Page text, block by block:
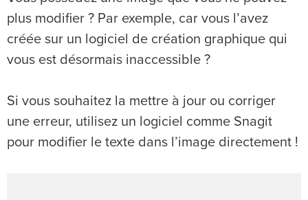
plus modifier ? Par exemple, car vous l’avez
créée sur un logiciel de création graphique qui
vous est désormais inaccessible ?
Si vous souhaitez la mettre à jour ou corriger
une erreur, utilisez un logiciel comme Snagit
pour modifier le texte dans l’image directement !